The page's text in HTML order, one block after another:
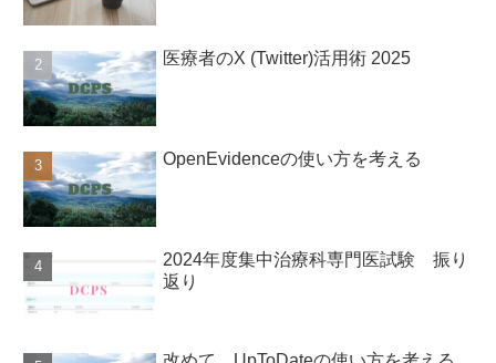
医療者のX (Twitter)活用術 2025
OpenEvidenceの使い方を考える
2024年度集中治療科専門医試験 振り
返り